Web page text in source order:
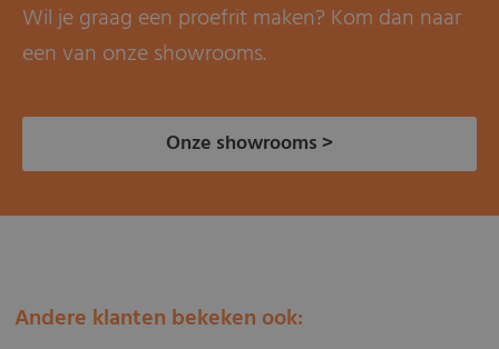
Wil je graag een proefrit maken? Kom dan naar
een van onze showrooms.
Onze showrooms >
Andere klanten bekeken ook: